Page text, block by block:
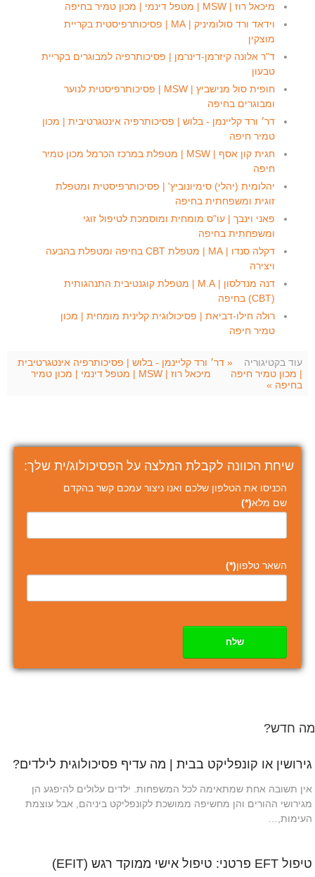
מיכאל רוז | MSW | מטפל דינמי | מכון טמיר בחיפה
וידאד ורד סולומיניק | MA | פסיכותרפיסטית בקריית
מוצקין
ד"ר אלונה קיזרמן-דינרמן | פסיכותרפיה למבוגרים בקריית
טבעון
חופית סול מנישביץ | MSW | פסיכותרפיסטית לנוער
ומבוגרים בחיפה
דר׳ ורד קליינמן - בלוש | פסיכותרפיה אינטגרטיבית | מכון
טמיר חיפה
חגית קון אסף | MSW | מטפלת במרכז הכרמל מכון טמיר
חיפה
יהלומית (יהלי) סימיונוביץ' | פסיכותרפיסטית ומטפלת
זוגית ומשפחתית בחיפה
פאני וינבך | עו"ס מומחית ומוסמכת לטיפול זוגי
ומשפחתית בחיפה
דקלה סנדו | MA | מטפלת CBT בחיפה ומטפלת בהבעה
ויצירה
דנה מנדלסון | M.A | מטפלת קוגנטיבית התנהגותית
(CBT) בחיפה
רולה חילו-דביאת | פסיכולוגית קלינית מומחית | מכון
טמיר חיפה
עוד בקטיגוריה
« דר׳ ורד קליינמן - בלוש | פסיכותרפיה אינטגרטיבית
| מכון טמיר חיפה
מיכאל רוז | MSW | מטפל דינמי | מכון טמיר
בחיפה »
שיחת הכוונה לקבלת המלצה על הפסיכולוג/ית שלך:
הכניסו את הטלפון שלכם ואנו ניצור עמכם קשר בהקדם
שם מלא(*)
השאר טלפון(*)
שלח
מה חדש?
גירושין או קונפליקט בבית | מה עדיף פסיכולוגית לילדים?
אין תשובה אחת שמתאימה לכל המשפחות. ילדים עלולים להיפגע הן
מגירושי ההורים והן מחשיפה ממושכת לקונפליקט ביניהם, אבל עוצמת
העימות,…
טיפול EFT פרטני: טיפול אישי ממוקד רגש (EFIT)